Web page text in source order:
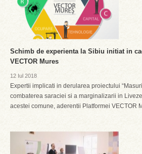
Schimb de experienta la Sibiu initiat in
VECTOR Mures
12 Iul 2018
Expertii implicati in derularea proiectului
combaterea saraciei si a marginalizarii in
acestei comune, aderentii Platformei VECTOR